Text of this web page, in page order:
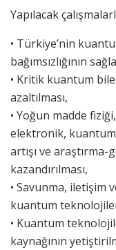
Yapılacak
• Türkiye’nin
bağımsızlığının
• Kritik kuantum
azaltılması,
• Yoğun madde
elektronik,
artışı ve araştırma-
kazandırılması,
• Savunma, iletişim
kuantum
• Kuantum
kaynağının